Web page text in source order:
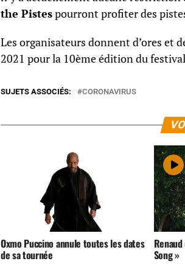
the Pistespourront profiter des
Les organisateurs donnent d’ores et
2021 pour la 10ème édition du
SUJETS ASSOCIÉS: CORONAVIRUS
Oxmo Puccino annule toutes les dates
de sa tournée Song »